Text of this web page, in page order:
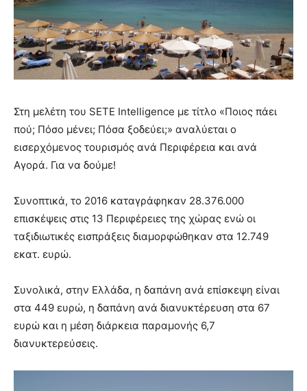
Στη μελέτη του SETE Intelligence με τίτλο «Ποιος πάει
πού; Πόσο μένει; Πόσα ξοδεύει;» αναλύεται ο
εισερχόμενος τουρισμός ανά Περιφέρεια και ανά
Αγορά. Για να δούμε!
Συνοπτικά, το 2016 καταγράφηκαν 28.376.000
επισκέψεις στις 13 Περιφέρειες της χώρας ενώ οι
ταξιδιωτικές εισπράξεις διαμορφώθηκαν στα 12.749
εκατ. ευρώ.
Συνολικά, στην Ελλάδα, η δαπάνη ανά επίσκεψη είναι
στα 449 ευρώ, η δαπάνη ανά διανυκτέρευση στα 67
ευρώ και η μέση διάρκεια παραμονής 6,7
διανυκτερεύσεις.